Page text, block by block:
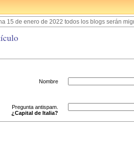
15 de enero de 2022 todos los blogs serán
Nombre
Pregunta antispam.
¿Capital de Italia?